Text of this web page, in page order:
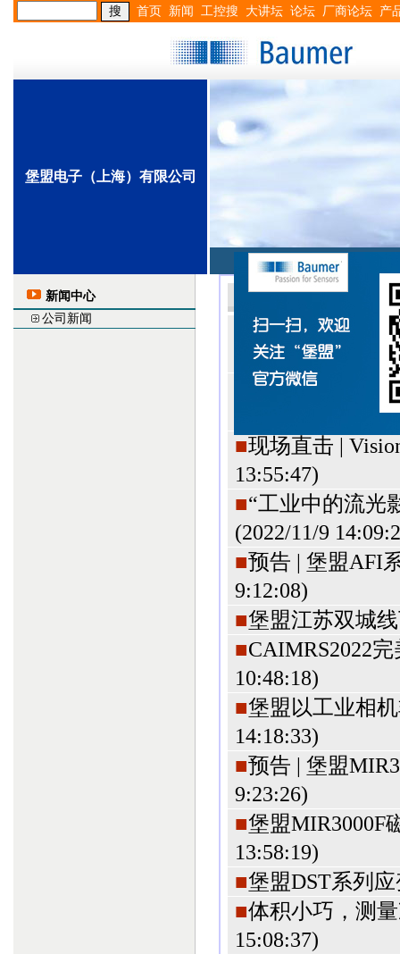
首页 新闻 工控搜 大讲坛 论坛 厂商论坛 产
堡盟电子（上海）有限公司
首页 公司介绍
新闻中心
公司新闻
堡盟电子新闻
技术简讯 | 关
(2023/12/7
期待共“盟”机
■现场直击 |
13:55:47)
■“工业中的流光
(2022/11/9
■预告 | 堡盟AFI
9:12:08)
■堡盟江苏双城
■CAIMRS2022
10:48:18)
■堡盟以工业相
14:18:33)
■预告 | 堡盟
9:23:26)
■堡盟MIR3000F
13:58:19)
■堡盟DST系列
■体积小巧，测
15:08:37)